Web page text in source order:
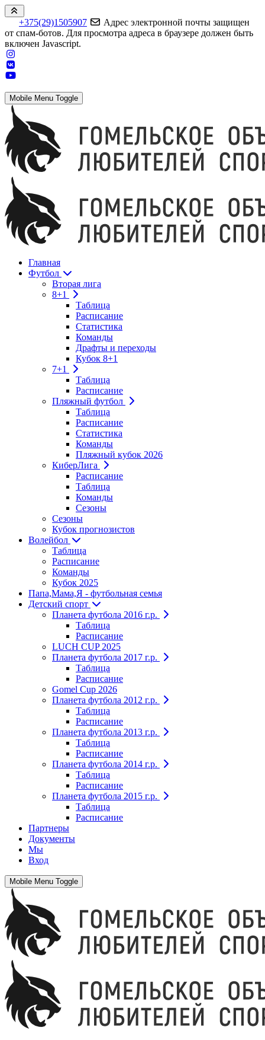
+375(29)1505907
Адрес электронной почты защищен
от спам-ботов. Для просмотра адреса в браузере должен быть
включен Javascript.
Mobile Menu Toggle
Главная
Футбол
Вторая лига
8+1
Таблица
Расписание
Статистика
Команды
Драфты и переходы
Кубок 8+1
7+1
Таблица
Расписание
Пляжный футбол
Таблица
Расписание
Статистика
Команды
Пляжный кубок 2026
КиберЛига
Расписание
Таблица
Команды
Сезоны
Сезоны
Кубок прогнозистов
Волейбол
Таблица
Расписание
Команды
Кубок 2025
Папа,Мама,Я - футбольная семья
Детский спорт
Планета футбола 2016 г.р.
Таблица
Расписание
LUCH CUP 2025
Планета футбола 2017 г.р.
Таблица
Расписание
Gomel Cup 2026
Планета футбола 2012 г.р.
Таблица
Расписание
Планета футбола 2013 г.р.
Таблица
Расписание
Планета футбола 2014 г.р.
Таблица
Расписание
Планета футбола 2015 г.р.
Таблица
Расписание
Партнеры
Документы
Мы
Вход
Mobile Menu Toggle